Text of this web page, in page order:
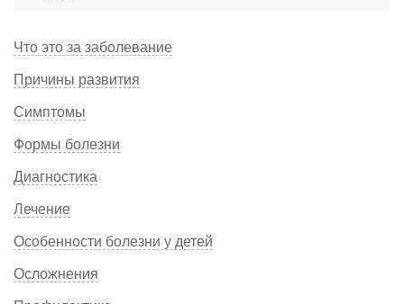
Что это за заболевание
Причины развития
Симптомы
Формы болезни
Диагностика
Лечение
Особенности болезни у детей
Осложнения